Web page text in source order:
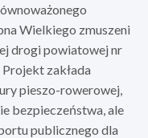
Wielkiego zmuszeni
drogi powiatowej nr
zakłada
pieszo-rowerowej,
bezpieczeństwa, ale
publicznego dla